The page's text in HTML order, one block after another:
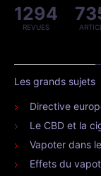
1294
REVUES
Les grands sujets
Directive
Le CBD et la
Vapoter dans
Effets du